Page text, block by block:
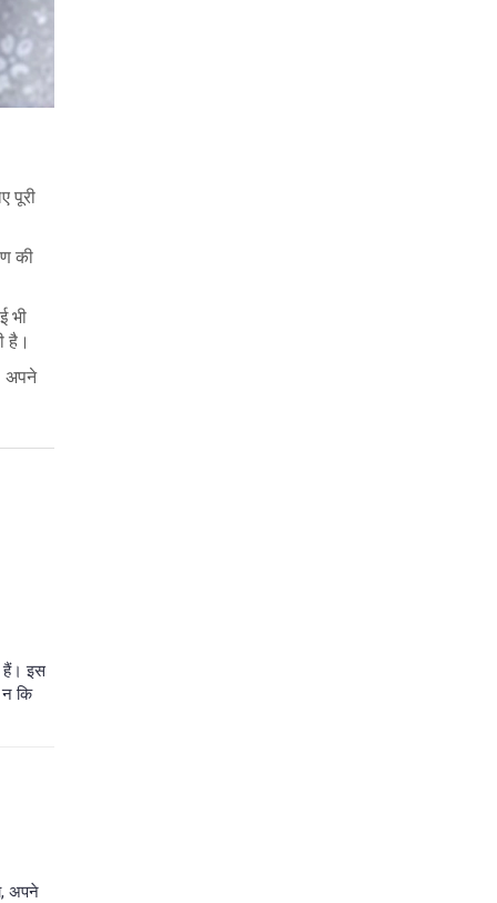
पूरी
की
भी
है।
अपने
हैं। इस
कि
अपने